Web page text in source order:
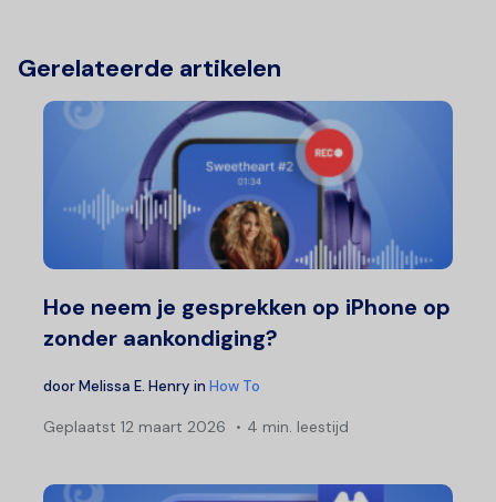
Gerelateerde artikelen
Hoe neem je gesprekken op iPhone op
zonder aankondiging?
doorMelissa E. Henry in How To
Geplaatst 12 maart 2026 4 min. leestijd